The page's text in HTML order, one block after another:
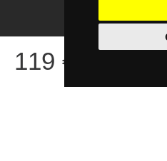
119 €
© Pronorte Sonido SL.